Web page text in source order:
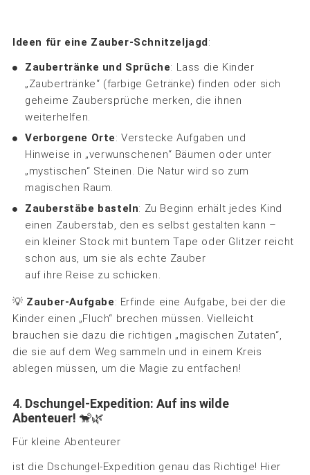
Ideen für eine Zauber-Schnitzeljagd :
Zaubertränke und Sprüche: Lass die Kinder
„Zaubertränke“ (farbige Getränke) finden oder sich
geheime Zaubersprüche merken, die ihnen
weiterhelfen.
Verborgene Orte: Verstecke Aufgaben und
Hinweise in „verwunschenen“ Bäumen oder unter
„mystischen“ Steinen. Die Natur wird so zum
magischen Raum.
Zauberstäbe basteln: Zu Beginn erhält jedes Kind
einen Zauberstab, den es selbst gestalten kann –
ein kleiner Stock mit buntem Tape oder Glitzer reicht
schon aus, um sie als echte Zauber
auf ihre Reise zu schicken.
💡 Zauber-Aufgabe: Erfinde eine Aufgabe, bei der die
Kinder einen „Fluch“ brechen müssen. Vielleicht
brauchen sie dazu die richtigen „magischen Zutaten“,
die sie auf dem Weg sammeln und in einem Kreis
ablegen müssen, um die Magie zu entfachen!
4. Dschungel-Expedition: Auf ins wilde
Abenteuer! 🐒🌿
Für kleine Abenteurer
ist die Dschungel-Expedition genau das Richtige! Hier